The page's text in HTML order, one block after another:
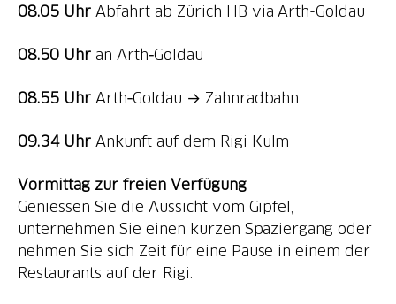
08.05 Uhr Abfahrt ab Zürich HB via Arth-Goldau
08.50 Uhran Arth‑Goldau
08.55 UhrArth‑Goldau → Zahnradbahn
09.34 Uhr Ankunft auf dem Rigi Kulm
Vormittag zur freien Verfügung
Geniessen Sie die Aussicht vom Gipfel,
unternehmen Sie einen kurzen Spaziergang oder
nehmen Sie sich Zeit für eine Pause in einem der
Restaurants auf der Rigi.